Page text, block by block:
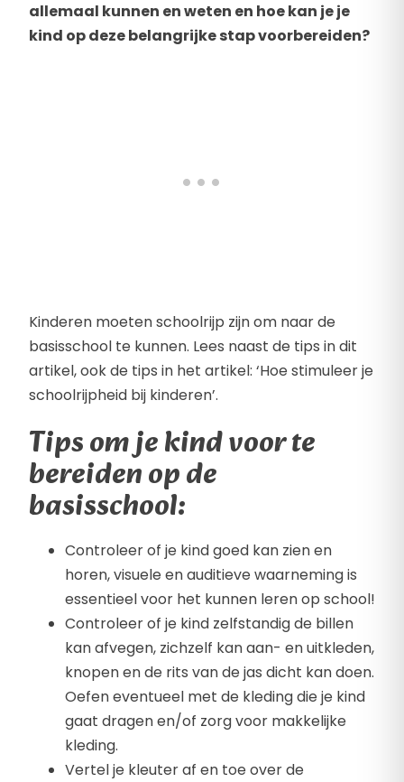
allemaal kunnen en weten en hoe kan je je
kind op deze belangrijke stap voorbereiden?
Kinderen moeten schoolrijp zijn om naar de
basisschool te kunnen. Lees naast de tips in dit
artikel, ook de tips in het artikel: ‘Hoe stimuleer je
schoolrijpheid bij kinderen’.
Tips om je kind voor te
bereiden op de
basisschool:
Controleer of je kind goed kan zien en
horen, visuele en auditieve waarneming is
essentieel voor het kunnen leren op school!
Controleer of je kind zelfstandig de billen
kan afvegen, zichzelf kan aan- en uitkleden,
knopen en de rits van de jas dicht kan doen.
Oefen eventueel met de kleding die je kind
gaat dragen en/of zorg voor makkelijke
kleding.
Vertel je kleuter af en toe over de